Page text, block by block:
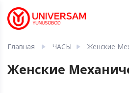
Главная ЧАСЫ Женские
Женские